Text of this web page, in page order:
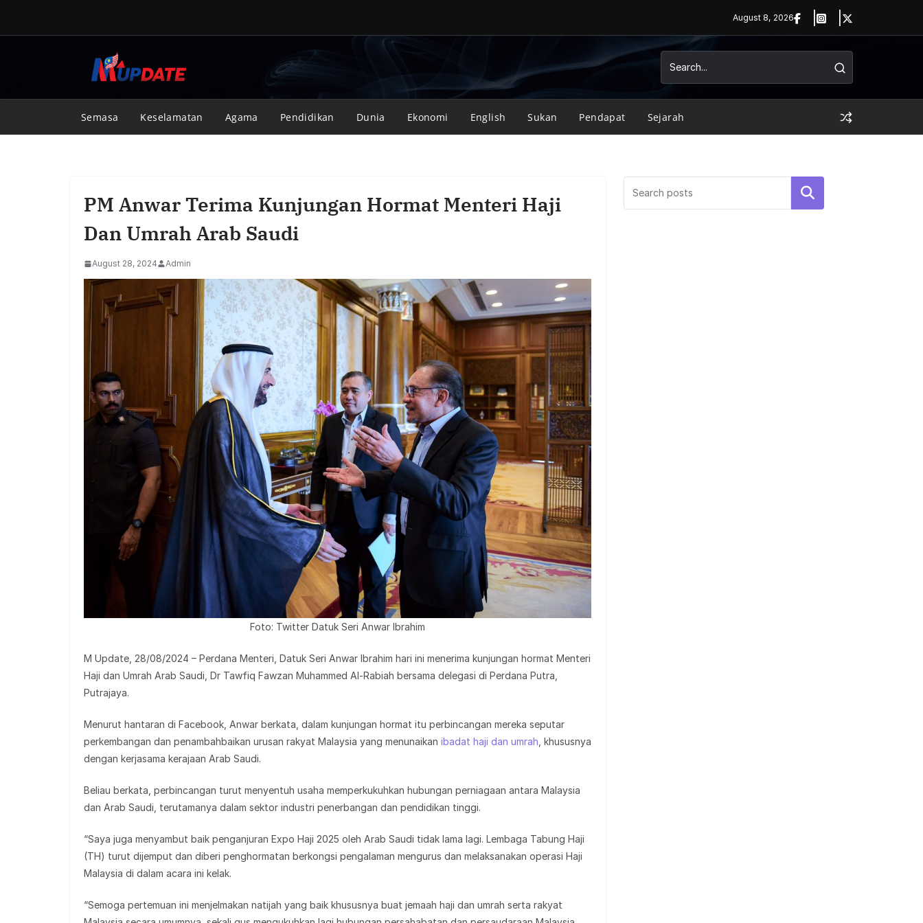
August 8, 2026
Semasa Keselamatan Agama Pendidikan Dunia Ekonomi English Sukan Pendapat Sejarah
PM Anwar Terima Kunjungan Hormat Menteri Haji
Dan Umrah Arab Saudi
August 28, 2024 Admin
Foto: Twitter Datuk Seri Anwar Ibrahim
M Update, 28/08/2024 – Perdana Menteri, Datuk Seri Anwar Ibrahim hari ini menerima kunjungan hormat Menteri
Haji dan Umrah Arab Saudi, Dr Tawfiq Fawzan Muhammed Al-Rabiah bersama delegasi di Perdana Putra,
Putrajaya.
Menurut hantaran di Facebook, Anwar berkata, dalam kunjungan hormat itu perbincangan mereka seputar
perkembangan dan penambahbaikan urusan rakyat Malaysia yang menunaikan ibadat haji dan umrah , khususnya
dengan kerjasama kerajaan Arab Saudi.
Beliau berkata, perbincangan turut menyentuh usaha memperkukuhkan hubungan perniagaan antara Malaysia
dan Arab Saudi, terutamanya dalam sektor industri penerbangan dan pendidikan tinggi.
“Saya juga menyambut baik penganjuran Expo Haji 2025 oleh Arab Saudi tidak lama lagi. Lembaga Tabung Haji
(TH) turut dijemput dan diberi penghormatan berkongsi pengalaman mengurus dan melaksanakan operasi Haji
Malaysia di dalam acara ini kelak.
“Semoga pertemuan ini menjelmakan natijah yang baik khususnya buat jemaah haji dan umrah serta rakyat
Search